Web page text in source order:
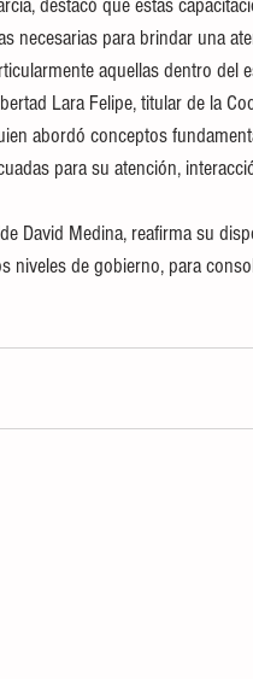
destacó que estas
necesarias para brindar una
aquellas dentro del
Lara Felipe, titular de la
abordó conceptos
para su atención,
David Medina, reafirma su
niveles de gobierno, para